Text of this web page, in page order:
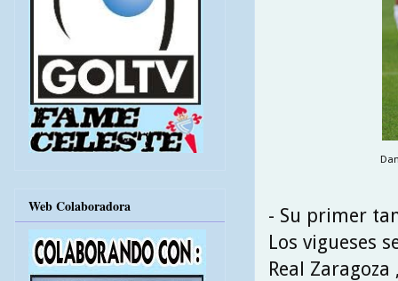
- Su primer
Los vigueses
Real
Web Colaboradora